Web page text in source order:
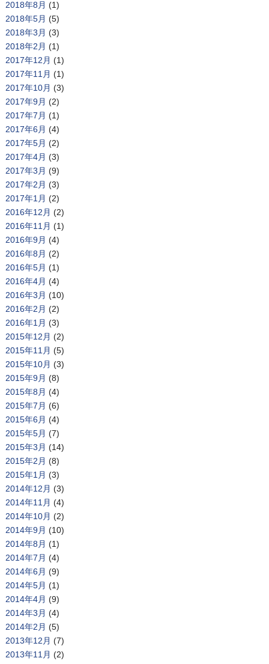
2018年8月 (1)
2018年5月 (5)
2018年3月 (3)
2018年2月 (1)
2017年12月 (1)
2017年11月 (1)
2017年10月 (3)
2017年9月 (2)
2017年7月 (1)
2017年6月 (4)
2017年5月 (2)
2017年4月 (3)
2017年3月 (9)
2017年2月 (3)
2017年1月 (2)
2016年12月 (2)
2016年11月 (1)
2016年9月 (4)
2016年8月 (2)
2016年5月 (1)
2016年4月 (4)
2016年3月 (10)
2016年2月 (2)
2016年1月 (3)
2015年12月 (2)
2015年11月 (5)
2015年10月 (3)
2015年9月 (8)
2015年8月 (4)
2015年7月 (6)
2015年6月 (4)
2015年5月 (7)
2015年3月 (14)
2015年2月 (8)
2015年1月 (3)
2014年12月 (3)
2014年11月 (4)
2014年10月 (2)
2014年9月 (10)
2014年8月 (1)
2014年7月 (4)
2014年6月 (9)
2014年5月 (1)
2014年4月 (9)
2014年3月 (4)
2014年2月 (5)
2013年12月 (7)
2013年11月 (2)